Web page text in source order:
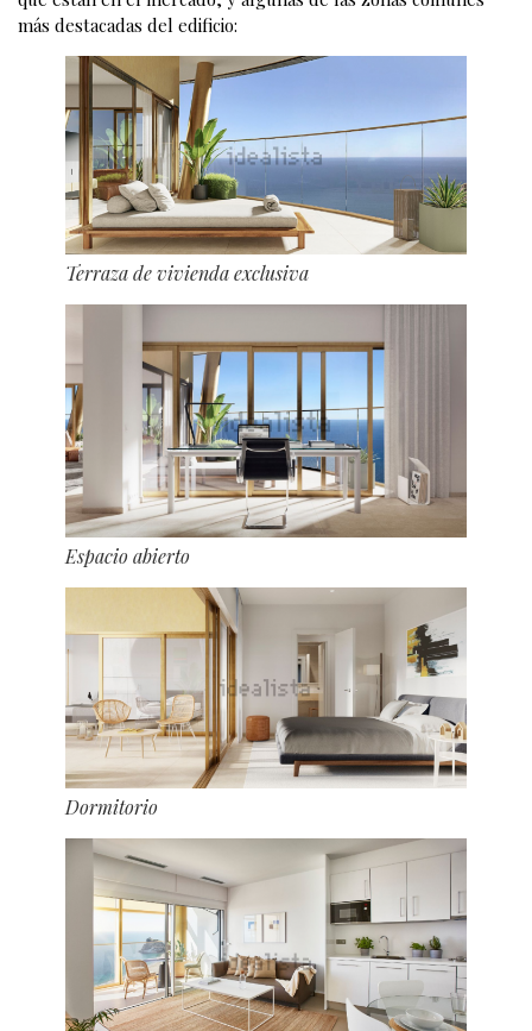
más destacadas del edificio:
Terraza de vivienda exclusiva
Espacio abierto
Dormitorio